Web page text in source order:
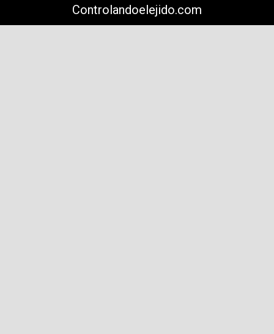
Controlandoelejido.com